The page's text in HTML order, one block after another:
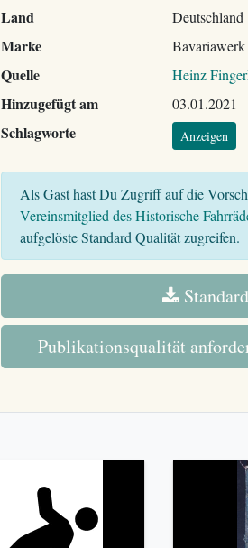
Land Deutschland
Marke Bavariawerk
Quelle Heinz
Hinzugefügt am 03.01.2021
Schlagworte Anzeigen
Als Gast hast Du Zugriff auf die
Vereinsmitglied des Historische
aufgelöste Standard Qualität zugreifen.
Publikationsqualität